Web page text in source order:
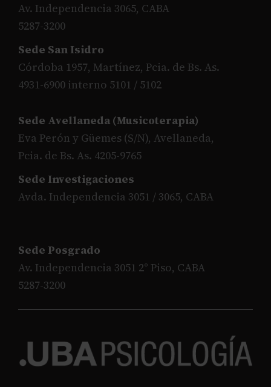
Av. Independencia 3065, CABA
5287-3200
Sede San Isidro
Córdoba 1957, Martínez, Pcia. de Bs. As.
4931-6900 interno 5101 / 5102
Sede Avellaneda (Musicoterapia)
Eva Perón y Güemes (S/N), Avellaneda,
Pcia. de Bs. As. 4205-9765
Sede Investigaciones
Avda. Independencia 3051 / 3065, CABA
Sede Posgrado
Av. Independencia 3051 2° Piso, CABA
5287-3200